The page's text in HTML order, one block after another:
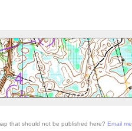
that should not be published here? Email me